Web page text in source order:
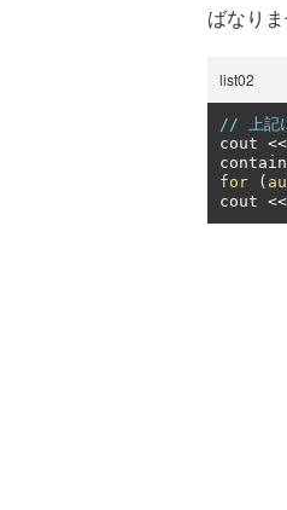
ばなりま
list02
// 上記
cout <<
for
(
cout <<